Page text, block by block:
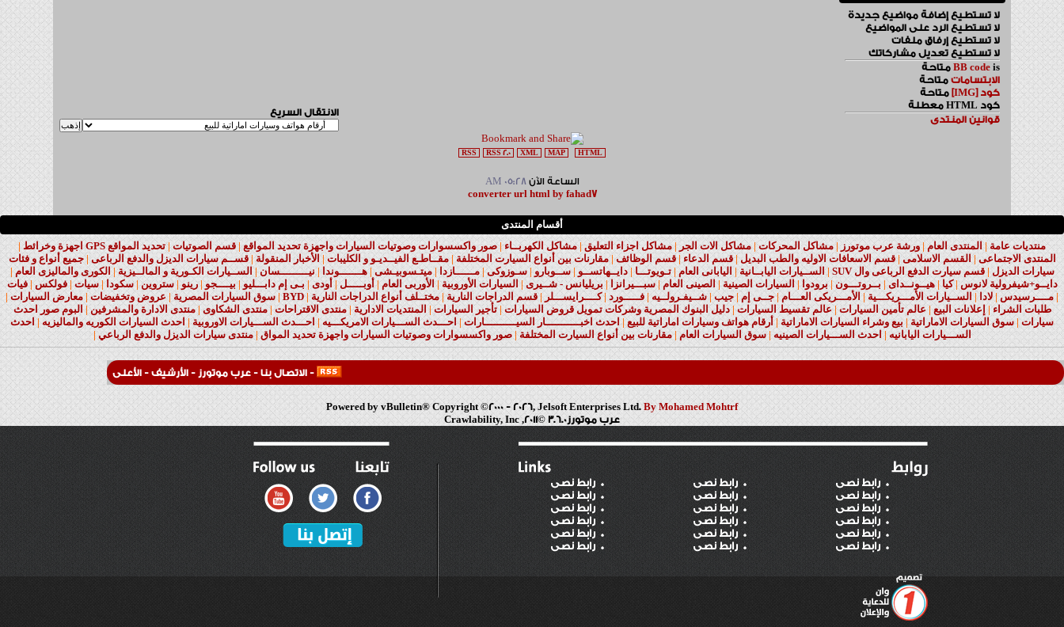
لا تستطيع إضافة مواضيع جديدة
لا تستطيع الرد على المواضيع
لا تستطيع إرفاق ملفات
لا تستطيع تعديل مشاركاتك
BB codeis
متاحة
الابتسامات متاحة
كود [IMG]
متاحة
كود HTML
معطلة
قوانين المنتدى
الانتقال السريع
RSS RSS 2.0 XML MAP HTML
الساعة الآن05:28 AM
converter url html by fahad7
أقسام المنتدى
منتديات عامة |المنتدى العام |ورشة عرب موتورز |مشاكل المحركات | مشاكل الات الجر |مشاكل اجزاء التعليق |مشاكل الكهربــاء |صور واكسسوارات وصوتيات السيارات واجهزة تحديد المواقع |قسم الصوتيات |تحديد المواقع GPS اجهزة وخرائط
|
المنتدى الاجتماعى |القسم الاسلامى |قسم الاسعافات الاوليه والطب البديل |قسم الدعاء |قسم الوظائف |مقارنات بين أنواع السيارت المختلفة |مقــاطـع الفيــديـو و الكليبات | الأخبار المنقولة |قســم سيارات الديزل والدفع الرباعى |جميع أنواع و فئات
سيارات الديزل |قسم سيارت الدفع الرباعى وال SUV | الســيارات اليابــانية | اليابانى العام |تـويوتـــا |دايــهاتســو |ســوبارو |سـوزوكى |مــــــازدا |ميتـسوبيـشى |هـــــــوندا |نيـــــــــسان | الســيارات الكـورية و المالــيزية | الكورى والماليزى العام |
دايــو+شيفرولية لانوس |كيا |هيــونــداى | بــروتـــون |برودوا |السيارات الصينية |الصينى العام |سبـــيرانزا |بريليانس - شــيرى | السيارات الأوروبية | الأوربى العام |أوبـــــل |أودى |بـى إم دابـــليو |بيــــجو |رينو |ستروين |سكودا |سيات |فولكس |فيات
| مــــرسيدس | لادا | الســيارات الأمـــريكـــية | الأمـــريكى العـــام |جــى إم |جيب | شــيفـرولــيه | فـــــورد |كــــرايســـلر |قسم الدراجات النارية |مختــلف أنواع الدراجات النارية |
BYD
|سوق السيارات المصرية |عروض وتخفيضات |معارض السيارات |
طلبات الشراء |إعلانات البيع |عالم تأمين السيارات |عالم تقسيط السيارات |دليل البنوك المصرية وشركات تمويل قروض السيارات |تأجير السيارات | المنتديات الادارية |منتدى الاقتراحات |منتدى الشكاوى |منتدى الادارة والمشرفين | البوم صور احدث
سيارات | سوق السيارات الاماراتية |بيع وشراء السيارات الاماراتية | أرقام هواتف وسيارات اماراتية للبيع |احدث اخبـــــــــــار السيــــــــــارات | احـــدث الســـيارات الامريكـــيه | احـــدث الســـيارات الاوروبية |احدث السيارات الكوريه والماليزيه | احدث
الســـيارات اليابانيه |احدث الســـيارات الصينيه |سوق السيارات العام |مقارنات بين أنواع السيارت المختلفة |صور واكسسوارات وصوتيات السيارات واجهزة تحديد المواق |منتدى سيارات الديزل والدفع الرباعي |
- الاتصال بنا - عرب موتورز - الأرشيف - الأعلى
Powered by vBulletin® Copyright ©2000 - 2026, Jelsoft Enterprises Ltd.By Mohamed Mohtrf
عرب موتورز3.6.0 ©2011, Crawlability, Inc
رابط نصى
رابط نصى
رابط نصى
رابط نصى
رابط نصى
رابط نصى
رابط نصى
رابط نصى
رابط نصى
رابط نصى
رابط نصى
رابط نصى
رابط نصى
رابط نصى
رابط نصى
رابط نصى
رابط نصى
رابط نصى